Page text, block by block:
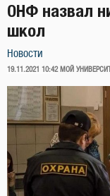
ОНФ назвал
школ
Новости
ОПУБЛИКОВАНО
19.11.2021 10:42 МОЙ